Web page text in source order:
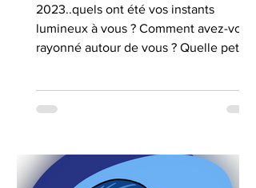
2023..quels ont été vos instants
lumineux à vous ? Comment avez-vous
rayonné autour de vous ? Quelle petite